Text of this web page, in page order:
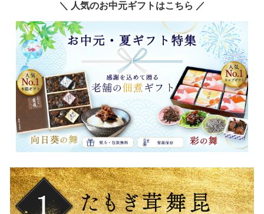
＼ 人気のお中元ギフトはこちら ／